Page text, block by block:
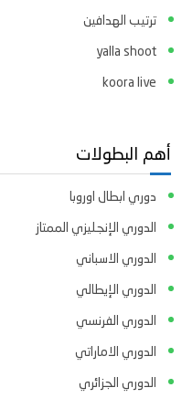
ترتيب الهدافين
yalla shoot
koora live
أهم البطولات
دوري ابطال اوروبا
الدوري الإنجليزي الممتاز
الدوري الاسباني
الدوري الإيطالي
الدوري الفرنسي
الدوري الاماراتي
الدوري الجزائري